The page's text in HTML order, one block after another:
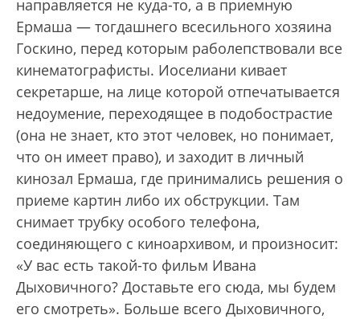
направляется не куда-то, а в приемную
Ермаша — тогдашнего всесильного хозяина
Госкино, перед которым раболепствовали все
кинематографисты. Иоселиани кивает
секретарше, на лице которой отпечатывается
недоумение, переходящее в подобострастие
(она не знает, кто этот человек, но понимает,
что он имеет право), и заходит в личный
кинозал Ермаша, где принимались решения о
приеме картин либо их обструкции. Там
снимает трубку особого телефона,
соединяющего с киноархивом, и произносит:
«У вас есть такой-то фильм Ивана
Дыховичного? Доставьте его сюда, мы будем
его смотреть». Больше всего Дыховичного,